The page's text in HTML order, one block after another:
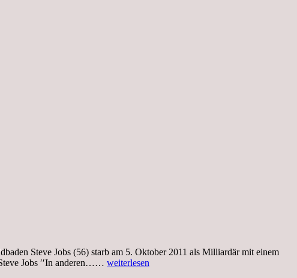
Steve Jobs (56) starb am 5. Oktober 2011 als Milliardär mit einem
Jobs ′′In anderen…… Montag,
weiterlesen